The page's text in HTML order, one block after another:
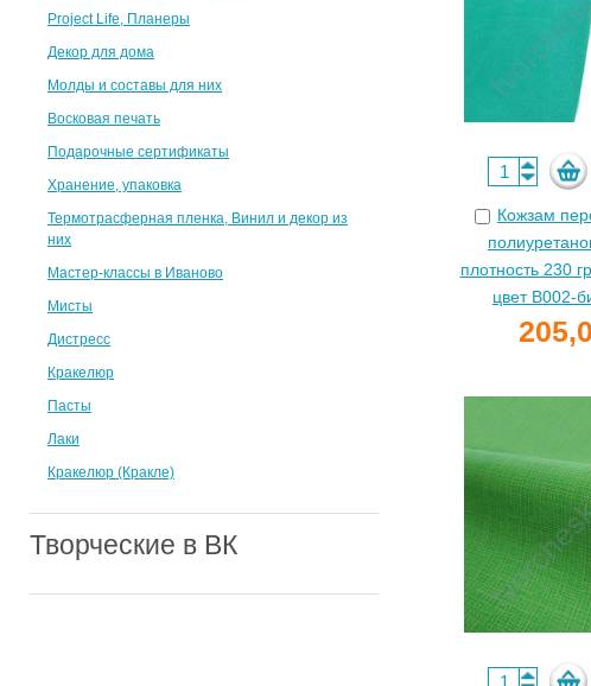
Project Life, Планеры
Декор для дома
Молды и составы для них
Восковая печать
Подарочные сертификаты
Хранение, упаковка
Термотрасферная пленка, Винил и декор из
них
Мастер-классы в Иваново
Мисты
Дистресс
Кракелюр
Пасты
Лаки
Кракелюр (Кракле)
Творческие в ВК
Кожзам
плотность 230
цвет B002-